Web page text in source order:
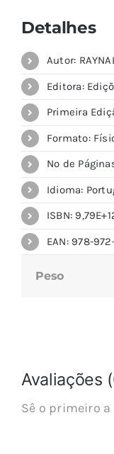
Detalhes
Autor:
Editora:
Primeira
Formato:
Nº de
Idioma:
ISBN:
EAN: 978-
Peso
Avaliações
Sê o primeiro